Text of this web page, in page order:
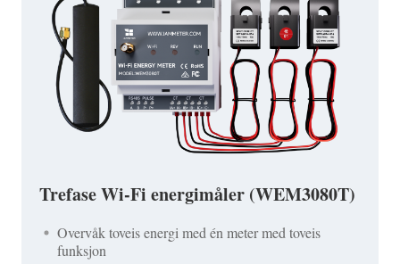
Trefase Wi-Fi energimåler (WEM3080T)
Overvåk toveis energi med én meter med toveis
funksjon